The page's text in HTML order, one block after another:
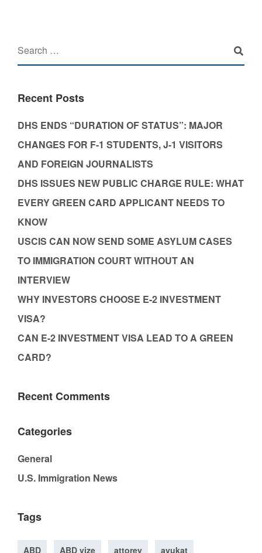
Recent Posts
DHS ENDS “DURATION OF STATUS”: MAJOR
CHANGES FOR F-1 STUDENTS, J-1 VISITORS
AND FOREIGN JOURNALISTS
DHS ISSUES NEW PUBLIC CHARGE RULE: WHAT
EVERY GREEN CARD APPLICANT NEEDS TO
KNOW
USCIS CAN NOW SEND SOME ASYLUM CASES
TO IMMIGRATION COURT WITHOUT AN
INTERVIEW
WHY INVESTORS CHOOSE E-2 INVESTMENT
VISA?
CAN E-2 INVESTMENT VISA LEAD TO A GREEN
CARD?
Recent Comments
Categories
General
U.S. Immigration News
Tags
ABD ABD vize attorey avukat